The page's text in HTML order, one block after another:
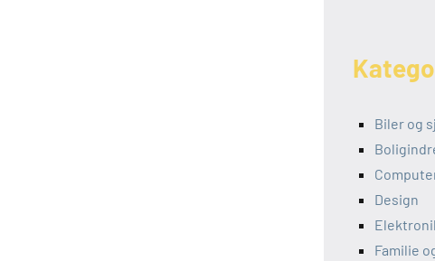
Biler og
Design
Familie